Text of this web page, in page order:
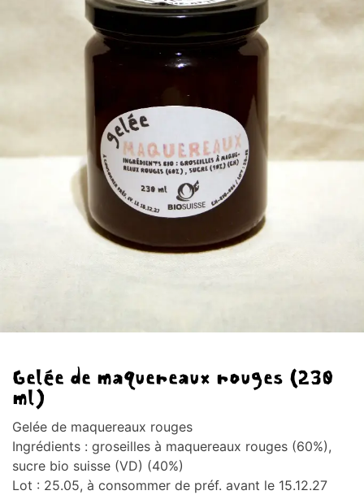
Gelée de maquereaux rouges (230
ml)
Gelée de maquereaux rouges
Ingrédients : groseilles à maquereaux rouges (60%),
sucre bio suisse (VD) (40%)
Lot : 25.05, à consommer de préf. avant le 15.12.27